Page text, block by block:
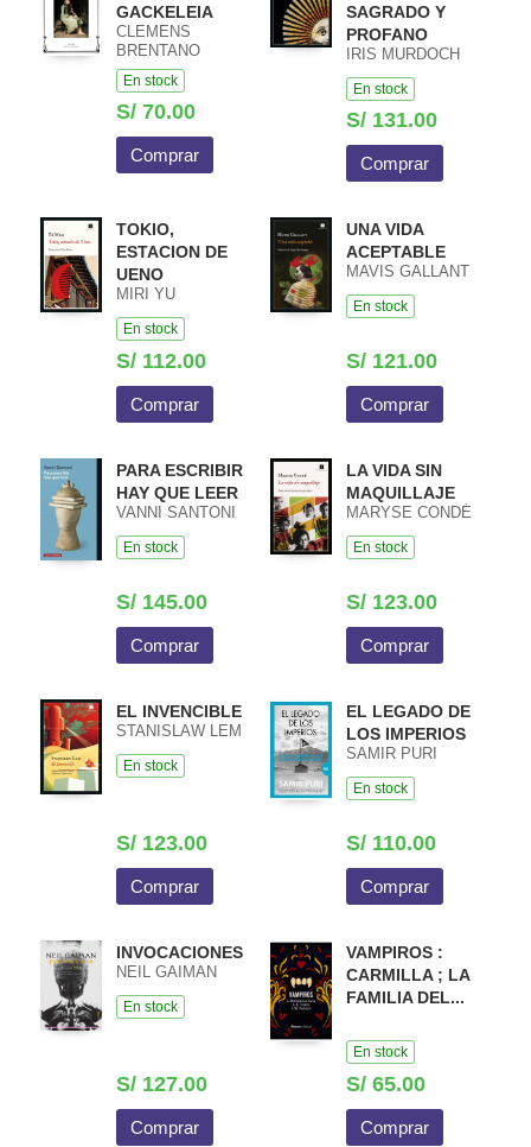
GACKELEIA
CLEMENS
BRENTANO
En stock
S/ 70.00
Comprar
SAGRADO Y
PROFANO
IRIS MURDOCH
En stock
S/ 131.00
Comprar
TOKIO,
ESTACION DE
UENO
MIRI YU
En stock
S/ 112.00
Comprar
UNA VIDA
ACEPTABLE
MAVIS GALLANT
En stock
S/ 121.00
Comprar
PARA ESCRIBIR
HAY QUE LEER
VANNI SANTONI
En stock
S/ 145.00
Comprar
LA VIDA SIN
MAQUILLAJE
MARYSE CONDÉ
En stock
S/ 123.00
Comprar
EL INVENCIBLE
STANISLAW LEM
En stock
S/ 123.00
Comprar
EL LEGADO DE
LOS IMPERIOS
SAMIR PURI
En stock
S/ 110.00
Comprar
INVOCACIONES
NEIL GAIMAN
En stock
S/ 127.00
Comprar
VAMPIROS :
CARMILLA ; LA
FAMILIA DEL...
En stock
S/ 65.00
Comprar